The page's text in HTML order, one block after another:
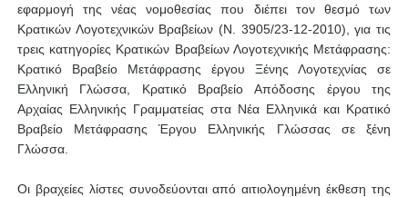
εφαρμογή της νέας νομοθεσίας που διέπει τον θεσμό των
Κρατικών Λογοτεχνικών Βραβείων (Ν. 3905/23-12-2010), για τις
τρεις κατηγορίες Κρατικών Βραβείων Λογοτεχνικής Μετάφρασης:
Κρατικό Βραβείο Μετάφρασης έργου Ξένης Λογοτεχνίας σε
Ελληνική Γλώσσα, Κρατικό Βραβείο Απόδοσης έργου της
Αρχαίας Ελληνικής Γραμματείας στα Νέα Ελληνικά και Κρατικό
Βραβείο Μετάφρασης Έργου Ελληνικής Γλώσσας σε ξένη
Γλώσσα.
Οι βραχείες λίστες συνοδεύονται από αιτιολογημένη έκθεση της